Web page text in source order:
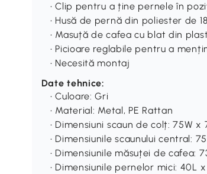
• Clip pentru a ține pernele în
• Husă de pernă din poliester de
• Masuță de cafea cu blat din
• Picioare reglabile pentru a
• Necesită montaj
Date tehnice:
• Culoare: Gri
• Material: Metal, PE Rattan
• Dimensiuni scaun de colț: 75W x
• Dimensiunile scaunului central:
• Dimensiunile măsuței de cafea:
• Dimensiunile pernelor mici: 40L